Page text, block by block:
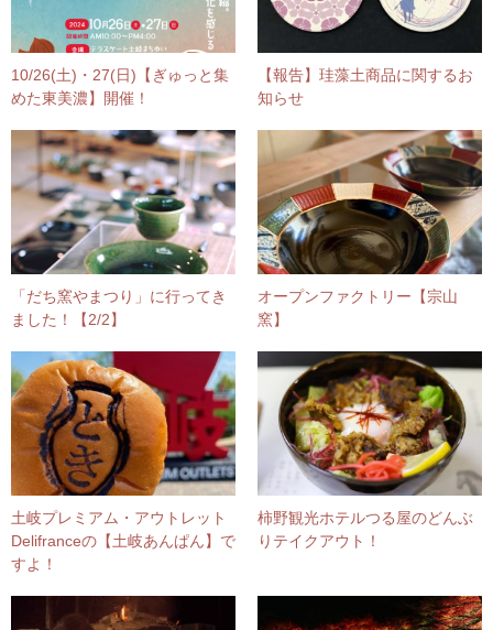
10/26(土)・27(日)【ぎゅっと集
めた東美濃】開催！
【報告】珪藻土商品に関するお
知らせ
「だち窯やまつり」に行ってき
ました！【2/2】
オープンファクトリー【宗山
窯】
土岐プレミアム・アウトレット
Delifranceの【土岐あんぱん】で
すよ！
柿野観光ホテルつる屋のどんぶ
りテイクアウト！